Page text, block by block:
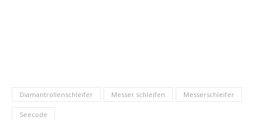
Diamantrollenschleifer Messer schleifen Messerschleifer
Seecode